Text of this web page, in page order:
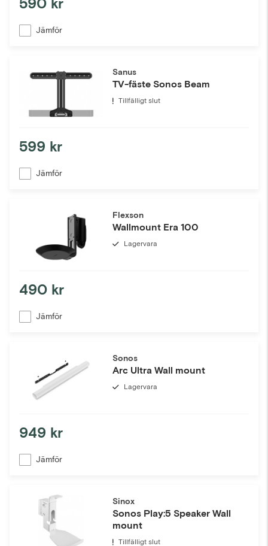
590 kr
Jämför
Sanus
TV-fäste Sonos Beam
Tillfälligt slut
599 kr
Jämför
Flexson
Wallmount Era 100
Lagervara
490 kr
Jämför
Sonos
Arc Ultra Wall mount
Lagervara
949 kr
Jämför
Sinox
Sonos Play:5 Speaker Wall
mount
Tillfälligt slut